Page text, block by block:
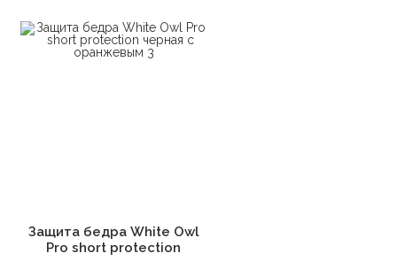
В корзину
Защита бедра White Owl
Pro short protection